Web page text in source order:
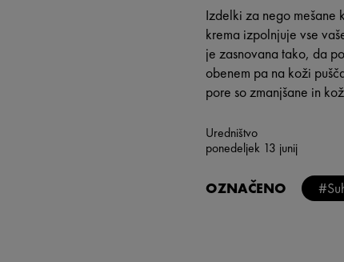
Izdelki za nego
krema izpolnjuje vse
je zasnovana tako, da
obenem pa na koži
pore so zmanjšane in
Uredništvo
ponedeljek 13 junij
OZNAČENO